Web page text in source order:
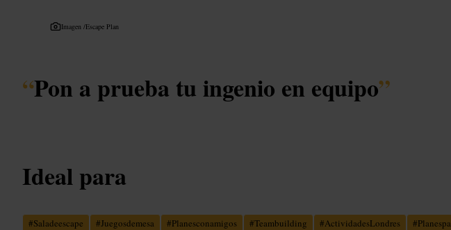
Imagen /Escape Plan
“Pon a prueba tu ingenio en equipo”
Ideal para
#Saladeescape #Juegosdemesa #Planesconamigos #Teambuilding #ActividadesLondres #